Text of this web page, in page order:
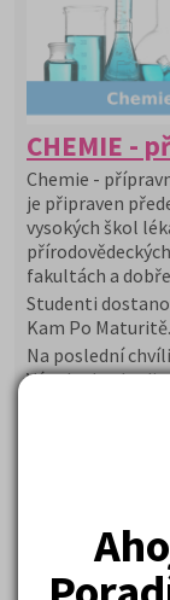
CHEMIE -
Chemie -
je připraven
vysokých škol
fakultách a
Studenti
Kam Po Maturitě.
Na poslední
Vám budou hodit
Zkušený
Studenti si
Součástí
minulých let
Kurzy